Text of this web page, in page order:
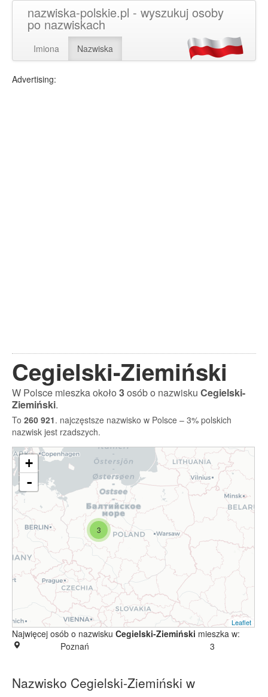
nazwiska-polskie.pl - wyszukuj osoby
po nazwiskach
Imiona Nazwiska
Advertising:
Cegielski-Ziemiński
W Polsce mieszka około3osób o nazwisku Cegielski-
Ziemiński.
To 260 921. najczęstsze nazwisko w Polsce – 3% polskich
nazwisk jest rzadszych.
3
+
-
Leaflet
Najwięcej osób o nazwisku Cegielski-Ziemiński mieszka w:
Poznań
3
Nazwisko Cegielski-Ziemiński w